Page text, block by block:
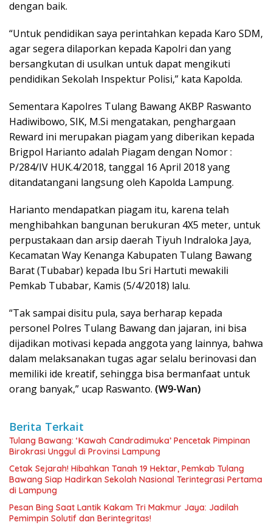
dengan baik.
“Untuk pendidikan saya perintahkan kepada Karo SDM,
agar segera dilaporkan kepada Kapolri dan yang
bersangkutan di usulkan untuk dapat mengikuti
pendidikan Sekolah Inspektur Polisi,” kata Kapolda.
Sementara Kapolres Tulang Bawang AKBP Raswanto
Hadiwibowo, SIK, M.Si mengatakan, penghargaan
Reward ini merupakan piagam yang diberikan kepada
Brigpol Harianto adalah Piagam dengan Nomor :
P/284/IV HUK.4/2018, tanggal 16 April 2018 yang
ditandatangani langsung oleh Kapolda Lampung.
Harianto mendapatkan piagam itu, karena telah
menghibahkan bangunan berukuran 4X5 meter, untuk
perpustakaan dan arsip daerah Tiyuh Indraloka Jaya,
Kecamatan Way Kenanga Kabupaten Tulang Bawang
Barat (Tubabar) kepada Ibu Sri Hartuti mewakili
Pemkab Tubabar, Kamis (5/4/2018) lalu.
“Tak sampai disitu pula, saya berharap kepada
personel Polres Tulang Bawang dan jajaran, ini bisa
dijadikan motivasi kepada anggota yang lainnya, bahwa
dalam melaksanakan tugas agar selalu berinovasi dan
memiliki ide kreatif, sehingga bisa bermanfaat untuk
orang banyak,” ucap Raswanto. (W9-Wan)
Berita Terkait
Tulang Bawang: ‘Kawah Candradimuka’ Pencetak Pimpinan
Birokrasi Unggul di Provinsi Lampung
Cetak Sejarah! Hibahkan Tanah 19 Hektar, Pemkab Tulang
Bawang Siap Hadirkan Sekolah Nasional Terintegrasi Pertama
di Lampung
Pesan Bing Saat Lantik Kakam Tri Makmur Jaya: Jadilah
Pemimpin Solutif dan Berintegritas!